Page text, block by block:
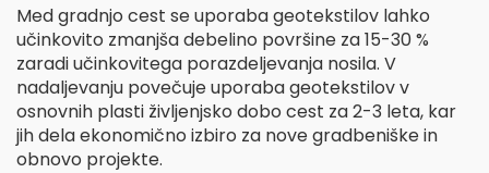
Med gradnjo cest se uporaba geotekstilov lahko
učinkovito zmanjša debelino površine za 15-30 %
zaradi učinkovitega porazdeljevanja nosila. V
nadaljevanju povečuje uporaba geotekstilov v
osnovnih plasti življenjsko dobo cest za 2-3 leta, kar
jih dela ekonomično izbiro za nove gradbeniške in
obnovo projekte.